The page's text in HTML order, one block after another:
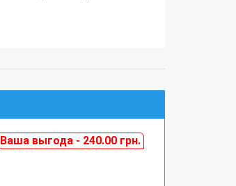
Ваша выгода - 240.00 грн.